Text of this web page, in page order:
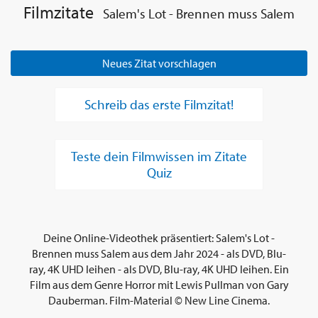
Filmzitate Salem's Lot - Brennen muss Salem
Neues Zitat vorschlagen
Schreib das erste Filmzitat!
Teste dein Filmwissen im Zitate
Quiz
Deine Online-Videothek präsentiert: Salem's Lot -
Brennen muss Salem aus dem Jahr 2024 - als DVD, Blu-
ray, 4K UHD leihen - als DVD, Blu-ray, 4K UHD leihen. Ein
Film aus dem Genre Horror mit Lewis Pullman von Gary
Dauberman. Film-Material © New Line Cinema.